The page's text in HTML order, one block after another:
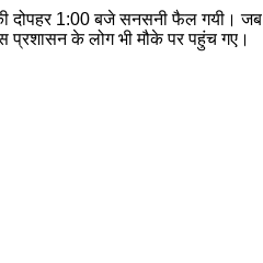
दोपहर 1:00 बजे सनसनी फैल
के लोग भी मौके पर पहुंच गए।